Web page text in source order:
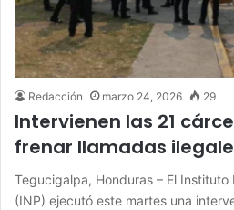
Redacción marzo 24, 2026 29
Intervienen las 21
frenar llamadas
Tegucigalpa, Honduras – El
(INP) ejecutó este martes una